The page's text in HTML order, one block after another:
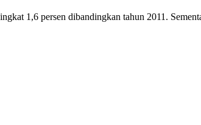
1,6 persen dibandingkan tahun 2011.